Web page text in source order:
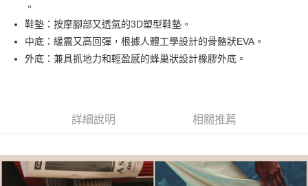
玉山商業銀行
台新國際商業銀行
中國信託商業銀行
台灣樂天信用卡公司
便利好安心！
１．簡單：不需註冊會員、不需綁卡、不需儲值。
２．便利：只要手機號碼，簡訊認證，即可結帳。
３．安心：先確認商品／服務後，再付款。
３．收到繳費通知簡訊後14天內，點擊此簡訊中的連結，可透過四大超商／
購買商品的店家。未經商家同意取消之訂單仍視為有效，需透過AFTEE先享
後付繳納相關費用。
※ 交易是否成功請以「AFTEE先享後付 」之結帳頁面顯示為準，若有關於
運送方式
付款後全家取貨
每筆NT$80，滿NT$1,000(含以上)免運費
每筆NT$80，滿NT$1,000(含以上)免運費
宅配
。
鞋墊：按摩腳部又透氣的3D塑型鞋墊。
中底：緩震又高回彈，根據人體工學設計的骨骼狀EVA。
外底：兼具抓地力和輕盈感的蜂巢狀設計橡膠外底。
詳細說明 相關推薦